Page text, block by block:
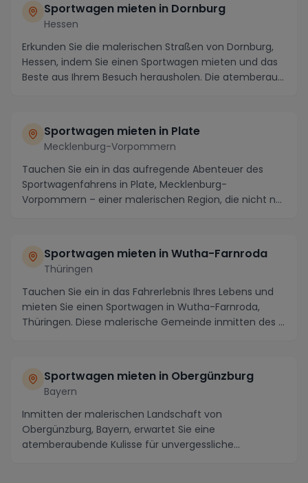
Sportwagen mieten in Dornburg
Hessen
Erkunden Sie die malerischen Straßen von Dornburg,
Hessen, indem Sie einen Sportwagen mieten und das
Beste aus Ihrem Besuch herausholen. Die atemberau...
Sportwagen mieten in Plate
Mecklenburg-Vorpommern
Tauchen Sie ein in das aufregende Abenteuer des
Sportwagenfahrens in Plate, Mecklenburg-
Vorpommern – einer malerischen Region, die nicht nur
Sportwagen mieten in Wutha-Farnroda
Thüringen
Tauchen Sie ein in das Fahrerlebnis Ihres Lebens und
mieten Sie einen Sportwagen in Wutha-Farnroda,
Thüringen. Diese malerische Gemeinde inmitten des ...
Sportwagen mieten in Obergünzburg
Bayern
Inmitten der malerischen Landschaft von
Obergünzburg, Bayern, erwartet Sie eine
atemberaubende Kulisse für unvergessliche